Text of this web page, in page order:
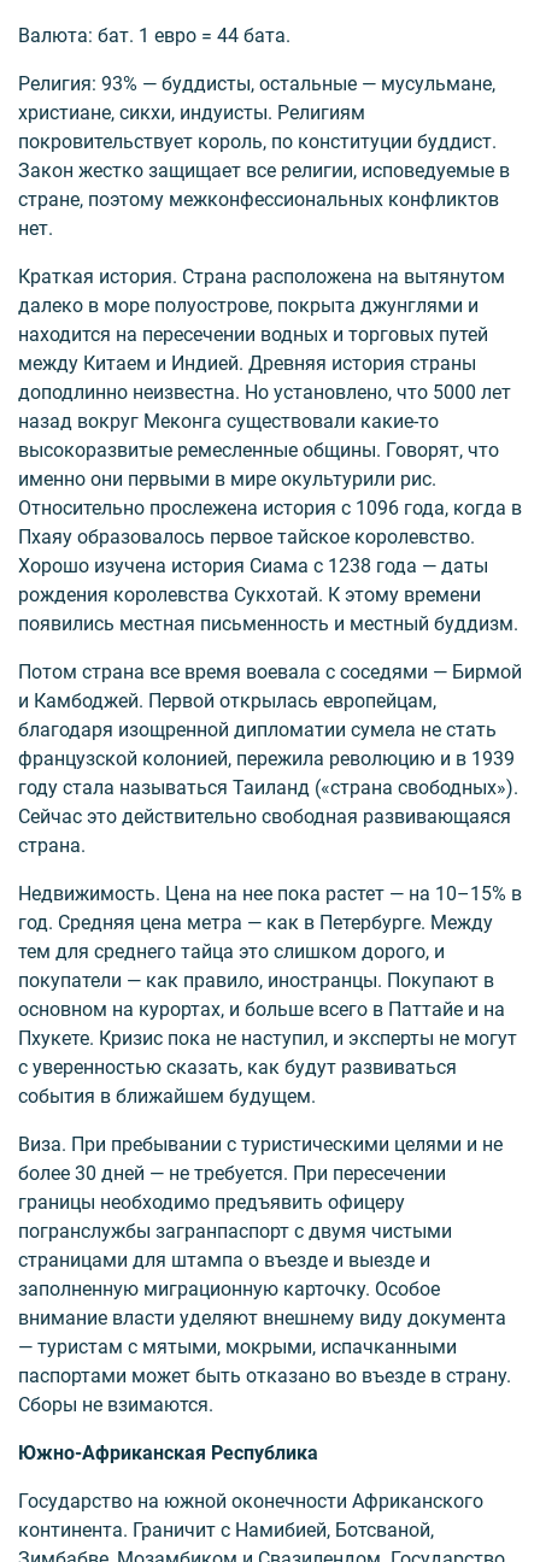
Валюта: бат. 1 евро = 44 бата.
Религия: 93% — буддисты, остальные — мусульмане,
христиане, сикхи, индуисты. Религиям
покровительствует король, по конституции буддист.
Закон жестко защищает все религии, исповедуемые в
стране, поэтому межконфессиональных конфликтов
нет.
Краткая история. Страна расположена на вытянутом
далеко в море полуострове, покрыта джунглями и
находится на пересечении водных и торговых путей
между Китаем и Индией. Древняя история страны
доподлинно неизвестна. Но установлено, что 5000 лет
назад вокруг Меконга существовали какие-то
высокоразвитые ремесленные общины. Говорят, что
именно они первыми в мире окультурили рис.
Относительно прослежена история с 1096 года, когда в
Пхаяу образовалось первое тайское королевство.
Хорошо изучена история Сиама с 1238 года — даты
рождения королевства Сукхотай. К этому времени
появились местная письменность и местный буддизм.
Потом страна все время воевала с соседями — Бирмой
и Камбоджей. Первой открылась европейцам,
благодаря изощренной дипломатии сумела не стать
французской колонией, пережила революцию и в 1939
году стала называться Таиланд («страна свободных»).
Сейчас это действительно свободная развивающаяся
страна.
Недвижимость. Цена на нее пока растет — на 10–15% в
год. Средняя цена метра — как в Петербурге. Между
тем для среднего тайца это слишком дорого, и
покупатели — как правило, иностранцы. Покупают в
основном на курортах, и больше всего в Паттайе и на
Пхукете. Кризис пока не наступил, и эксперты не могут
с уверенностью сказать, как будут развиваться
события в ближайшем будущем.
Виза. При пребывании с туристическими целями и не
более 30 дней — не требуется. При пересечении
границы необходимо предъявить офицеру
погранслужбы загранпаспорт с двумя чистыми
страницами для штампа о въезде и выезде и
заполненную миграционную карточку. Особое
внимание власти уделяют внешнему виду документа
— туристам с мятыми, мокрыми, испачканными
паспортами может быть отказано во въезде в страну.
Сборы не взимаются.
Южно-Африканская Республика
Государство на южной оконечности Африканского
континента. Граничит с Намибией, Ботсваной,